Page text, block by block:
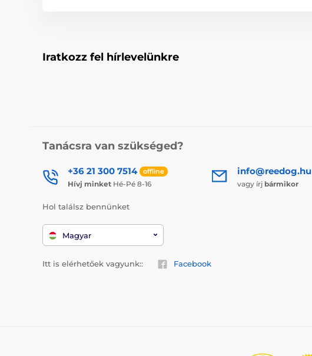
Iratkozz fel hírlevelünkre
Tanácsra van szükséged?
+36 21 300 7514 offline
Hívj minket Hé-Pé 8-16
info@reedog.hu
vagy írj bármikor
Hol találsz bennünket
Magyar
Itt is elérhetőek vagyunk:: Facebook